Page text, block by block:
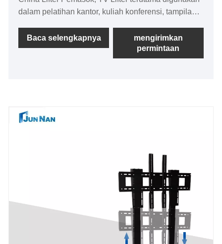
dalam pelatihan kantor, kuliah konferensi, tampilan
tinggi, TV dapat dinaikkan dan diturunkan secara
bebas. Stand pengangkat TV listrik memiliki
keras.
Baca selengkapnya
mengirimkan
permintaan